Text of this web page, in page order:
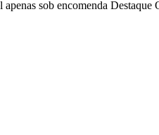
sob encomenda Destaque